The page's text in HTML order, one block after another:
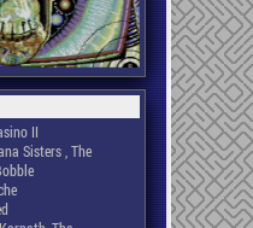
II
Sisters , The